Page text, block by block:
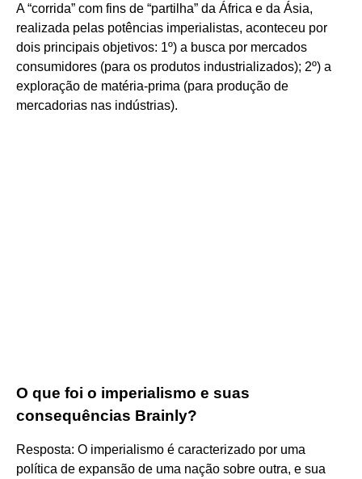
A “corrida” com fins de “partilha” da África e da Ásia,
realizada pelas potências imperialistas, aconteceu por
dois principais objetivos: 1º) a busca por mercados
consumidores (para os produtos industrializados); 2º) a
exploração de matéria-prima (para produção de
mercadorias nas indústrias).
O que foi o imperialismo e suas
consequências Brainly?
Resposta: O imperialismo é caracterizado por uma
política de expansão de uma nação sobre outra, e sua